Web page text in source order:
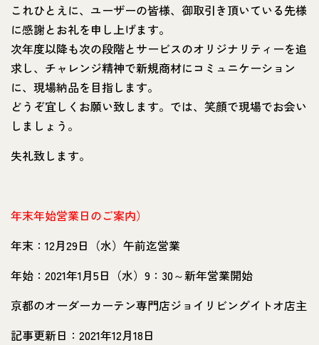
これひとえに、ユーザーの皆様、御取引き頂いている先様
に感謝とお礼を申し上げます。
次年度以降も次の段階とサービスのオリジナリティーを追
求し、チャレンジ精神で新規商材にコミュニケーション
に、現場納品を目指します。
どうぞ宜しくお願い致します。では、笑顔で現場でお会い
しましょう。
失礼致します。
年末年始営業日のご案内）
年末：12月29日（水）午前迄営業
年始：2021年1月5日（水）9：30～新年営業開始
京都のオーダーカーテン専門店ジョイリビングイトオ店主
記事更新日：2021年12月18日